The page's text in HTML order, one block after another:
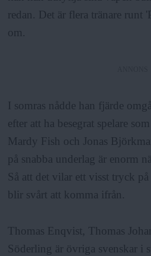
redan. Det är flera tränare runt
om.
I somras nådde han fjärde
efter att ha besegrat spelare
Mardy Fish och Jonas
på snabba underlag är enorm
Så att det vilar ett visst tryck
blir svårt att komma ifrån.
Thomas Enqvist, Thomas
Söderling är övriga svenskar i